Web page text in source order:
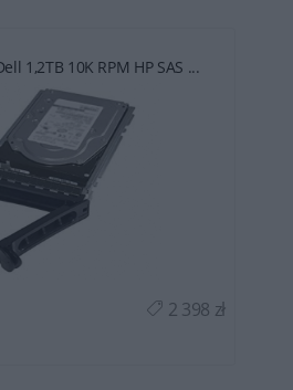
1,2TB 10K RPM HP SAS ...
2 398 zł